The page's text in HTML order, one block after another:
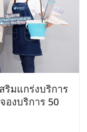
ริมแกร่งบริการ
องบริการ 50